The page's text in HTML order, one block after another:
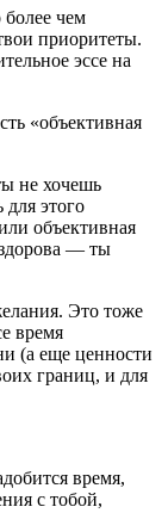
более чем
приоритеты.
эссе на
«объективная
не хочешь
для этого
объективная
― ты
Это тоже
время
(а еще ценности
границ, и для
время,
с тобой,